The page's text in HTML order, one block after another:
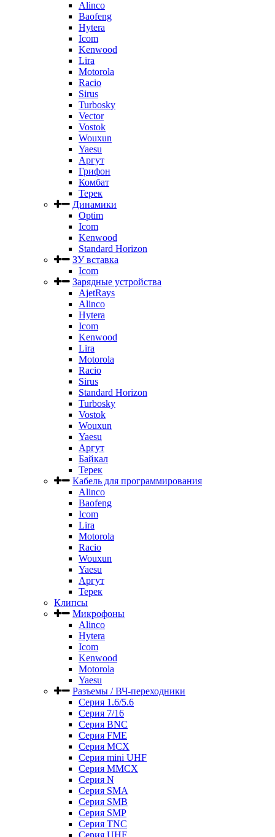
Alinco
Baofeng
Hytera
Icom
Kenwood
Lira
Motorola
Racio
Sirus
Turbosky
Vector
Vostok
Wouxun
Yaesu
Аргут
Грифон
Комбат
Терек
Динамики
Optim
Icom
Kenwood
Standard Horizon
ЗУ вставка
Icom
Зарядные устройства
AjetRays
Alinco
Hytera
Icom
Kenwood
Lira
Motorola
Racio
Sirus
Standard Horizon
Turbosky
Vostok
Wouxun
Yaesu
Аргут
Байкал
Терек
Кабель для программирования
Alinco
Baofeng
Icom
Lira
Motorola
Racio
Wouxun
Yaesu
Аргут
Терек
Клипсы
Микрофоны
Alinco
Hytera
Icom
Kenwood
Motorola
Yaesu
Разъемы / ВЧ-переходники
Серия 1.6/5.6
Серия 7/16
Серия BNC
Серия FME
Серия MCX
Серия mini UHF
Серия MMCX
Серия N
Серия SMA
Серия SMB
Серия SMP
Серия TNC
Серия UHF